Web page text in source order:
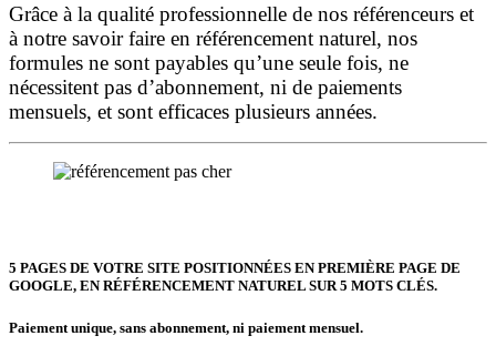
Grâce à la qualité professionnelle de nos référenceurs et
à notre savoir faire en référencement naturel, nos
formules ne sont payables qu’une seule fois, ne
nécessitent pas d’abonnement, ni de paiements
mensuels, et sont efficaces plusieurs années.
5 PAGES DE VOTRE SITE POSITIONNÉES EN PREMIÈRE PAGE DE
GOOGLE, EN RÉFÉRENCEMENT NATUREL SUR 5 MOTS CLÉS.
Paiement unique, sans abonnement, ni paiement mensuel.